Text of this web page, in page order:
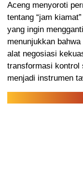
Aceng menyoroti
tentang “jam
yang ingin
menunjukkan
alat negosiasi
transformasi kontrol
menjadi instrumen